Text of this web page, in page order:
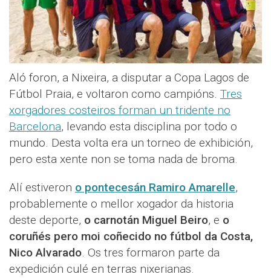
Aló foron, a Nixeira, a disputar a Copa Lagos de
Fútbol Praia, e voltaron como campións. Tres
xorgadores costeiros forman un tridente no
Barcelona, levando esta disciplina por todo o
mundo. Desta volta era un torneo de exhibición,
pero esta xente non se toma nada de broma.
Alí estiveron o pontecesán Ramiro Amarelle,
probablemente o mellor xogador da historia
deste deporte, o carnotán Miguel Beiro, e o
coruñés pero moi coñecido no fútbol da Costa,
Nico Alvarado. Os tres formaron parte da
expedición culé en terras nixerianas.